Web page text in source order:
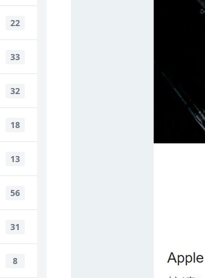
22
33
32
18
13
56
31
8